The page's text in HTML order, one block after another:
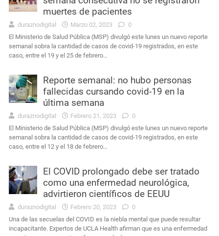
muertes de pacientes
duraznodigital Marzo 02, 2023
0
El Ministerio de Salud Pública (MSP) divulgó este lunes un nuevo reporte
semanal sobra la cantidad de casos de covid-19 registrados, en este
caso, entre el 19 y el 25 de febrero…
Reporte semanal: no hubo personas
fallecidas cursando covid-19 en la
última semana
duraznodigital Febrero 21, 2023
0
El Ministerio de Salud Pública (MSP) divulgó este lunes un nuevo reporte
semanal sobra la cantidad de casos de covid-19 registrados, en este
caso, entre el 12 y el 18 de febrero…
El COVID prolongado debe ser tratado
como una enfermedad neurológica,
advirtieron científicos de EEUU
duraznodigital Febrero 20, 2023
0
Una de las secuelas del COVID es la niebla mental que puede resultar
incapacitante. Expertos de UCLA Health afirman que es una enfermedad